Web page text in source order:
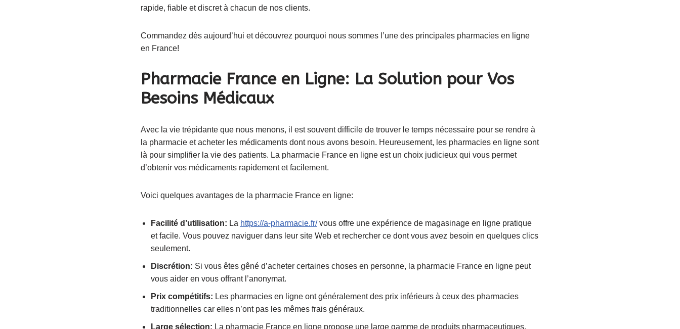
rapide, fiable et discret à chacun de nos clients.
Commandez dès aujourd’hui et découvrez pourquoi nous sommes l’une des principales pharmacies en ligne
en France!
Pharmacie France en Ligne: La Solution pour Vos
Besoins Médicaux
Avec la vie trépidante que nous menons, il est souvent difficile de trouver le temps nécessaire pour se rendre à
la pharmacie et acheter les médicaments dont nous avons besoin. Heureusement, les pharmacies en ligne sont
là pour simplifier la vie des patients. La pharmacie France en ligne est un choix judicieux qui vous permet
d’obtenir vos médicaments rapidement et facilement.
Voici quelques avantages de la pharmacie France en ligne:
Facilité d’utilisation: La https://a-pharmacie.fr/vous offre une expérience de magasinage en ligne pratique
et facile. Vous pouvez naviguer dans leur site Web et rechercher ce dont vous avez besoin en quelques clics
seulement.
Discrétion: Si vous êtes gêné d’acheter certaines choses en personne, la pharmacie France en ligne peut
vous aider en vous offrant l’anonymat.
Prix compétitifs: Les pharmacies en ligne ont généralement des prix inférieurs à ceux des pharmacies
traditionnelles car elles n’ont pas les mêmes frais généraux.
Large sélection: La pharmacie France en ligne propose une large gamme de produits pharmaceutiques,